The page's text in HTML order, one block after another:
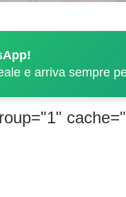
e arriva sempre